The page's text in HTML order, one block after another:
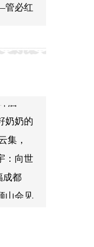
管必红
寻根
正式
奶的
集，
：向世
成都
会见